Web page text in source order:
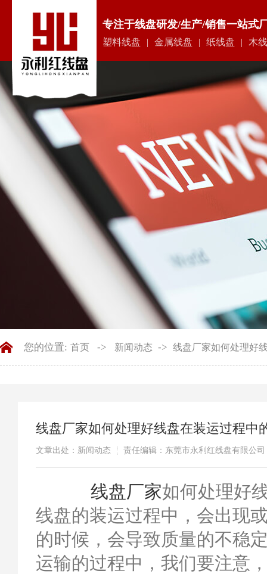
专注于线盘研发/生产/销售一站式
塑料线盘 | 金属线盘 | 纸线盘 | 木
您的位置: 首页 -> 新闻动态 -> 线盘厂家如何处理好
线盘厂家如何处理好线盘在装运过程中
文章出处：新闻动态 责任编辑：东莞市永利红线盘有限公司
线盘厂家如何处理好
线盘的装运过程中，会出现
的时候，会导致质量的不稳
运输的过程中，我们要注意